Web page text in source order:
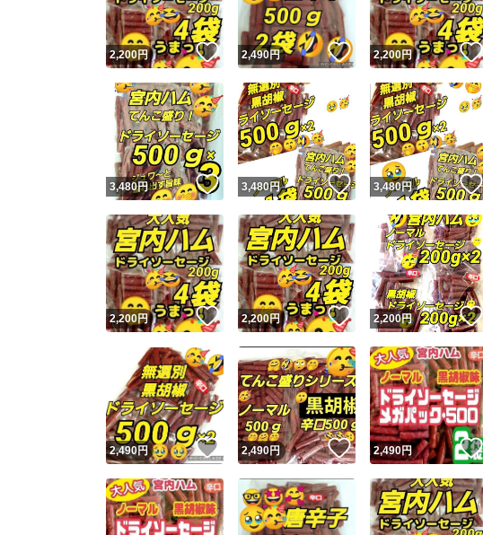
2,200円 いいね！
2,490円 いいね！
2,200円
3,480円 いいね！
3,480円 いいね！
3,480円
2,200円 いいね！
2,200円 いいね！
2,200円
2,490円 いいね！
2,490円 いいね！
2,490円